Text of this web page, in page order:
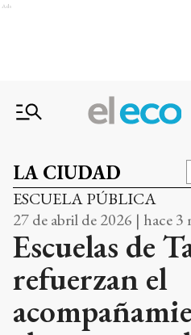
Ads
LA CIUDAD
ESCUELA PÚBLICA
27 de abril de 2026 | hace 3
Escuelas de
refuerzan el